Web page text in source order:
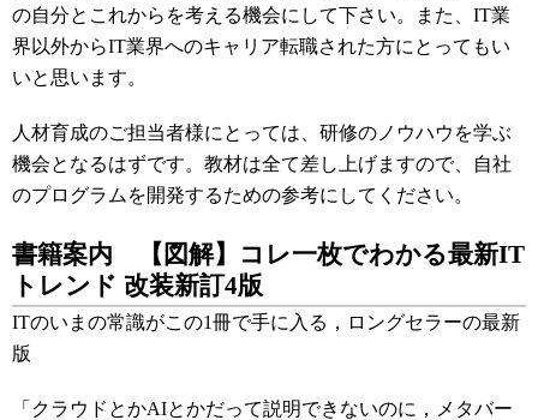
の自分とこれからを考える機会にして下さい。また、IT業
界以外からIT業界へのキャリア転職された方にとってもい
いと思います。
人材育成のご担当者様にとっては、研修のノウハウを学ぶ
機会となるはずです。教材は全て差し上げますので、自社
のプログラムを開発するための参考にしてください。
書籍案内 【図解】コレ一枚でわかる最新IT
トレンド 改装新訂4版
ITのいまの常識がこの1冊で手に入る，ロングセラーの最新
版
「クラウドとかAIとかだって説明できないのに，メタバー